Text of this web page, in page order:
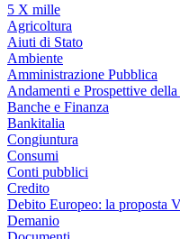
5 X mille
Agricoltura
Aiuti di Stato
Ambiente
Amministrazione Pubblica
Andamenti e Prospettive
Banche e Finanza
Bankitalia
Congiuntura
Consumi
Conti pubblici
Credito
Debito Europeo: la proposta
Demanio